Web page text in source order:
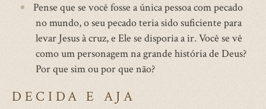
Pense que se você fosse a única pessoa com pecado
no mundo, o seu pecado teria sido suficiente para
levar Jesus à cruz, e Ele se disporia a ir. Você se vê
como um personagem na grande história de Deus?
Por que sim ou por que não?
DECIDA E AJA